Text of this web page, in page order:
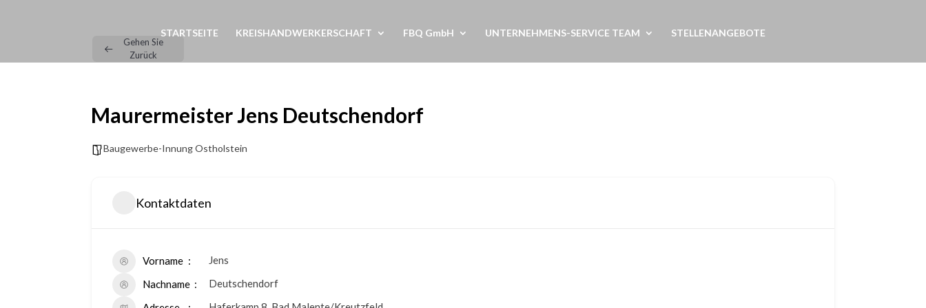
STARTSEITE KREISHANDWERKERSCHAFT FBQ GmbH UNTERNEHMENS-SERVICE TEAM STELLENANGEBOTE
Gehen Sie
Zurück
Maurermeister Jens Deutschendorf
Baugewerbe-Innung Ostholstein
Kontaktdaten
Vorname
Jens
Nachname
Deutschendorf